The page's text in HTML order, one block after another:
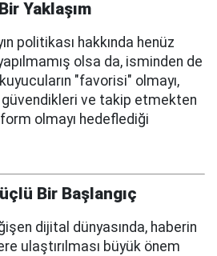
Yaklaşım
politikası hakkında henüz
olsa da, isminden de
"favorisi" olmayı,
güvendikleri ve takip etmekten
olmayı hedeflediği
Bir Başlangıç
dijital dünyasında, haberin
ulaştırılması büyük önem